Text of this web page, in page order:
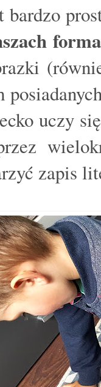
bardzo
uczy
zapis